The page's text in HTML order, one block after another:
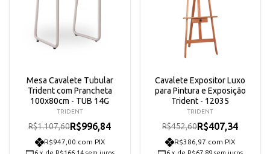
Mesa Cavalete Tubular
Trident com Prancheta
100x80cm - TUB 14G
TRIDENT
R$1.107,60R$996,84
R$947,00 com PIX
Cavalete Expositor Luxo
para Pintura e Exposição
Trident - 12035
TRIDENT
R$452,60R$407,34
R$386,97 com PIX